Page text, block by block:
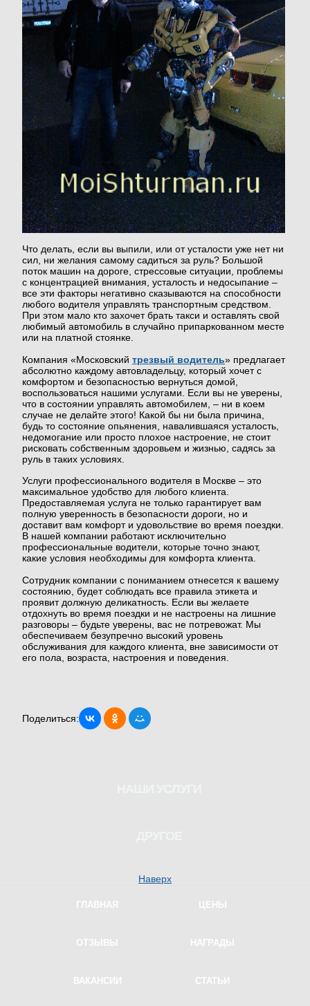
ПАРТНЁРЫ
КОНТАКТЫ
Что делать, если вы выпили, или от усталости уже нет ни
сил, ни желания самому садиться за руль? Большой
поток машин на дороге, стрессовые ситуации, проблемы
с концентрацией внимания, усталость и недосыпание –
все эти факторы негативно сказываются на способности
любого водителя управлять транспортным средством.
При этом мало кто захочет брать такси и оставлять свой
любимый автомобиль в случайно припаркованном месте
или на платной стоянке.
Компания «Московский трезвый водитель» предлагает
абсолютно каждому автовладельцу, который хочет с
комфортом и безопасностью вернуться домой,
воспользоваться нашими услугами. Если вы не уверены,
что в состоянии управлять автомобилем, – ни в коем
случае не делайте этого! Какой бы ни была причина,
будь то состояние опьянения, навалившаяся усталость,
недомогание или просто плохое настроение, не стоит
рисковать собственным здоровьем и жизнью, садясь за
руль в таких условиях.
Услуги профессионального водителя в Москве – это
максимальное удобство для любого клиента.
Предоставляемая услуга не только гарантирует вам
полную уверенность в безопасности дороги, но и
доставит вам комфорт и удовольствие во время поездки.
В нашей компании работают исключительно
профессиональные водители, которые точно знают,
какие условия необходимы для комфорта клиента.
Сотрудник компании с пониманием отнесется к вашему
состоянию, будет соблюдать все правила этикета и
проявит должную деликатность. Если вы желаете
отдохнуть во время поездки и не настроены на лишние
разговоры – будьте уверены, вас не потревожат. Мы
обеспечиваем безупречно высокий уровень
обслуживания для каждого клиента, вне зависимости от
его пола, возраста, настроения и поведения.
Поделиться:
Перегон автомобилей
Курьер на автомобиле
Проверка на трезвость
Наверх
ГЛАВНАЯ ЦЕНЫ
ОТЗЫВЫ НАГРАДЫ
ВАКАНСИИ СТАТЬИ